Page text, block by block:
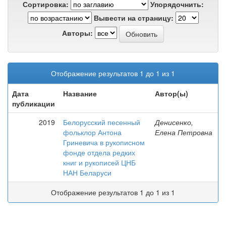
Сортировка:
Упорядочнить:
Вывести на страницу:
Авторы:
Отображение результатов 1 до 1 из 1
Дата
публикации
Название Автор(ы)
2019
Белорусский песенный
фольклор Антона
Гриневича в рукописном
фонде отдела редких
книг и рукописей ЦНБ
НАН Беларуси
Денисенко,
Елена Петровна
Отображение результатов 1 до 1 из 1